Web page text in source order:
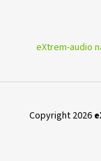
eXtrem-audio
Copyright 2026